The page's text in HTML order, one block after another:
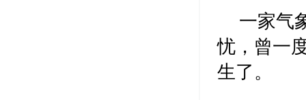
一家气
忧，曾一
生了。